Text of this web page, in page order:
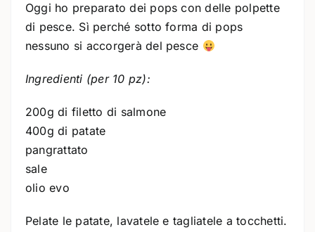
Oggi ho preparato dei pops con delle polpette
di pesce. Sì perché sotto forma di pops
nessuno si accorgerà del pesce
Ingredienti (per 10 pz):
200g di filetto di salmone
400g di patate
pangrattato
sale
olio evo
Pelate le patate, lavatele e tagliatele a tocchetti.